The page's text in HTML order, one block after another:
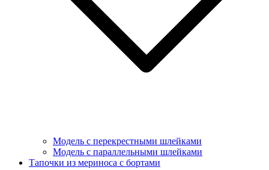
Модель с перекрестными шлейками
Модель с параллельными шлейками
Тапочки из мериноса с бортами